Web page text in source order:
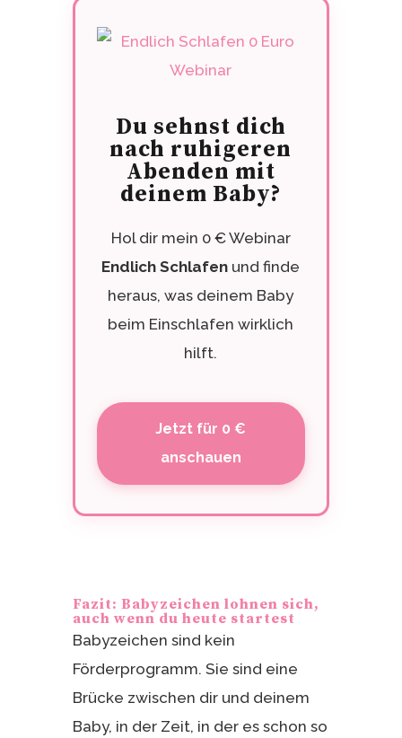
Du sehnst dich
nach ruhigeren
Abenden mit
deinem Baby?
Hol dir mein 0 € Webinar
Endlich Schlafen und finde
heraus, was deinem Baby
beim Einschlafen wirklich
hilft.
Jetzt für 0 €
anschauen
Fazit: Babyzeichen lohnen sich,
auch wenn du heute startest
Babyzeichen sind kein
Förderprogramm. Sie sind eine
Brücke zwischen dir und deinem
Baby, in der Zeit, in der es schon so